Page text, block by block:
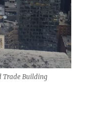
Trade Building